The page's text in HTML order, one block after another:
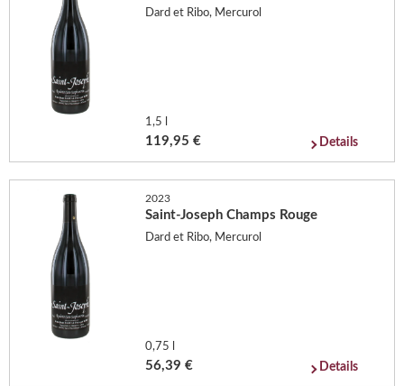
Dard et Ribo, Mercurol
1,5 l
119,95 € Details
2023
Saint-Joseph Champs Rouge
Dard et Ribo, Mercurol
0,75 l
56,39 € Details